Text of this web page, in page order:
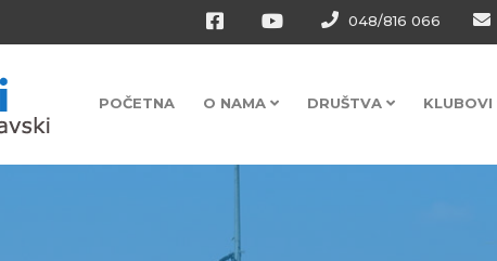
048/816 066
POČETNA O NAMA DRUŠTVA KLUBOVI